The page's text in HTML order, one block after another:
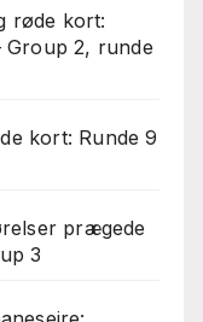
røde kort:
Group 2, runde
kort: Runde 9
prægede
3